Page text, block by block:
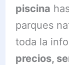
piscina
parques
toda la
precios,